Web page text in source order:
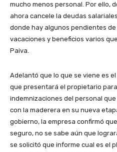
mucho menos personal. Por ello,
ahora cancele la deudas
donde hay algunos pendientes
vacaciones y beneficios varios
Paiva.
Adelantó que lo que se viene es
que presentará el propietario
indemnizaciones del personal
con la maderera en su nueva
gobierno, la empresa confirmó
seguro, no se sabe aún que
se solicitó que informe cual es el